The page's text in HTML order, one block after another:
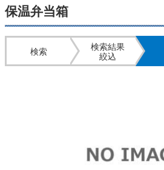
保温弁当箱
検索
検索結果
絞込